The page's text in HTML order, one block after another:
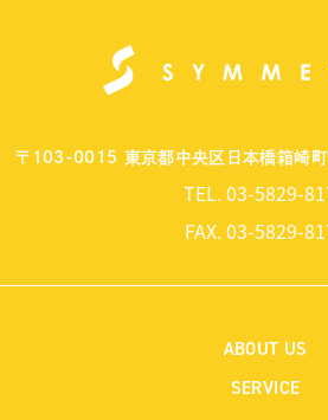
〒103-0015 東京都中央区日本橋箱崎
TEL.03-5829-
FAX.03-5829-
ABOUT US
SERVICE